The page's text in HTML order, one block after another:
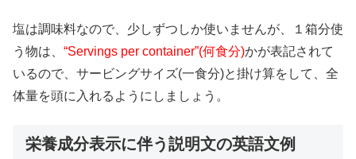
塩は調味料なので、少しずつしか使いませんが、１箱分使
う物は、 “Servings per container”(何食分)かが表記されて
いるので、サービングサイズ(一食分)と掛け算をして、全
体量を頭に入れるようにしましょう。
栄養成分表示に伴う説明文の英語文例